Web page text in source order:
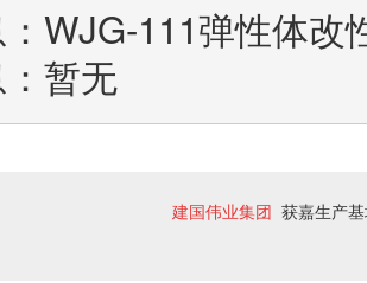
WJG-111弹性体改
暂无
建国伟业集团 获嘉生产